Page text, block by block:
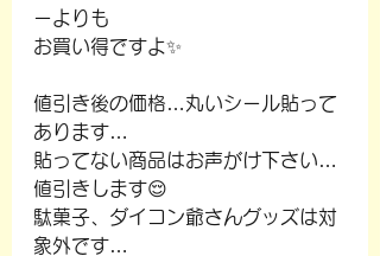
ーよりも
お買い得ですよ✨
値引き後の価格…丸いシール貼って
あります…
貼ってない商品はお声がけ下さい…
値引きします😌
駄菓子、ダイコン爺さんグッズは対
象外です…